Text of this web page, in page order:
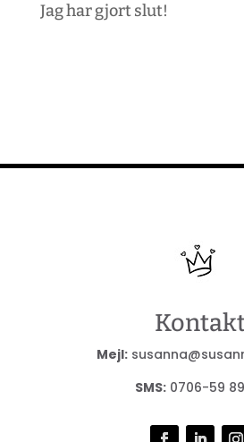
Jag har gjort slut!
Mejl:
SMS: 0706-59